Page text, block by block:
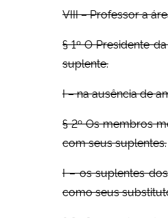
VIII – Professor a
§ 1º O Presidente
suplente.
I – na ausência de
§ 2º Os membros
com seus suplentes.
I – os suplentes
como seus